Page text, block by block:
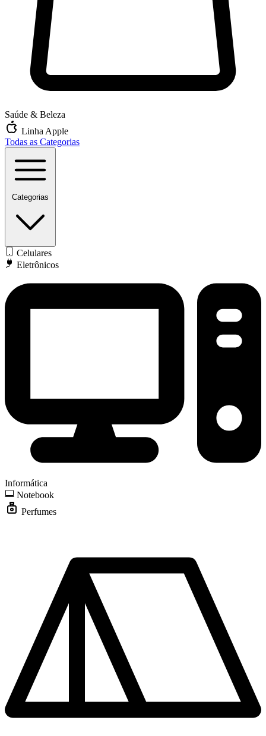
Saúde & Beleza
Linha Apple
Todas as Categorias
Categorias
Celulares
Eletrônicos
Informática
Notebook
Perfumes